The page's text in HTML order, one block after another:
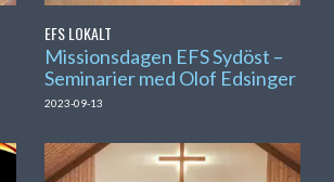
EFS LOKALT
Missionsdagen EFS Sydöst –
Seminarier med Olof Edsinger
2023-09-13